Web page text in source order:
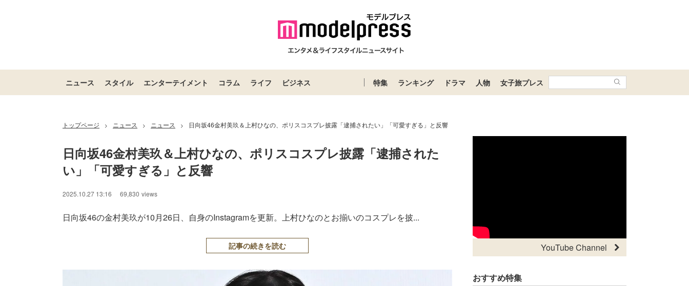
ニュース スタイル エンターテイメント コラム ライフ ビジネス 特集 ランキング ドラマ 人物 女子旅プレス
トップページ > ニュース > ニュース > 日向坂46金村美玖＆上村ひなの、ポリスコスプレ披露「逮捕されたい」「可愛すぎる」と反響
日向坂46金村美玖＆上村ひなの、ポリスコスプレ披露「逮捕された
い」「可愛すぎる」と反響
2025.10.27 13:16 69,830 views
日向坂46の金村美玖が10月26日、自身のInstagramを更新。上村ひなのとお揃いのコスプレを披...
記事の続きを読む YouTube Channel
おすすめ特集